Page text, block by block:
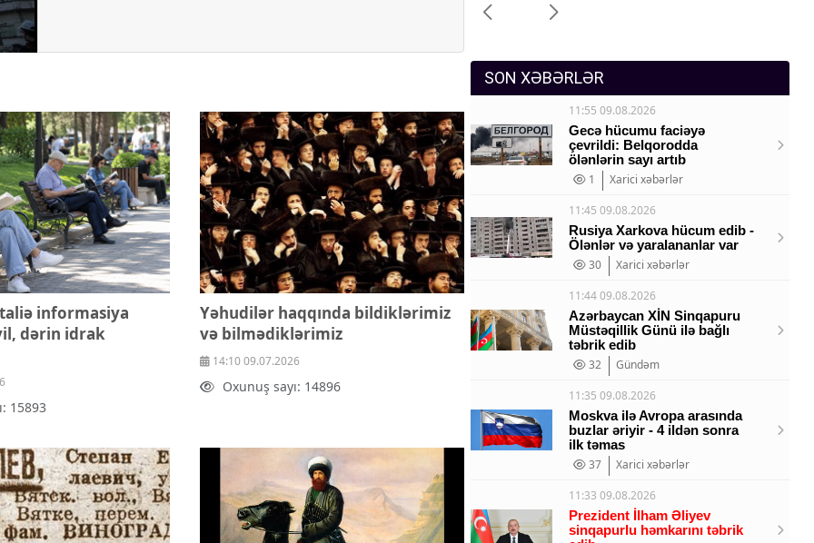
Mətbuat-150
buna layiqsiniz” və bundan artığı ola bilməz. “Ya
bəraət qazandırırlar, pəhləviçilər də molla
rejiminin qətilləri və repressiyalarını göstərərək
özlərini təmizə çıxarırlar. 90 milyon insan da
ölkədə qalıb məəttəl kimə inansın və nə etsin?
Yəni bu ölkədə doğurdan da sağlam və dünyəvi
qüvvələr yoxdur?
informasiya
dərin idrak
15893
Yəhudilər haqqında bildiklərimiz
və bilmədiklərimiz
14:10 09.07.2026
Oxunuş sayı: 14896
SON XƏBƏRLƏR
11:55 09.08.2026
Gecə hücumu faciəyə
çevrildi: Belqorodda
ölənlərin sayı artıb
1
Xarici xəbərlər
11:45 09.08.2026
Rusiya Xarkova hücum edib -
Ölənlər və yaralananlar var
30
Xarici xəbərlər
11:44 09.08.2026
Azərbaycan XİN Sinqapuru
Müstəqillik Günü ilə bağlı
təbrik edib
32
Gündəm
11:35 09.08.2026
Moskva ilə Avropa arasında
buzlar əriyir - 4 ildən sonra
ilk təmas
37
Xarici xəbərlər
11:33 09.08.2026
Prezident İlham Əliyev
sinqapurlu həmkarını təbrik